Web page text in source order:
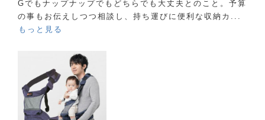
Gでもナップナップでもどちらでも大丈夫とのこと。予算
の事もお伝えしつつ相談し、持ち運びに便利な収納カ...
もっと見る